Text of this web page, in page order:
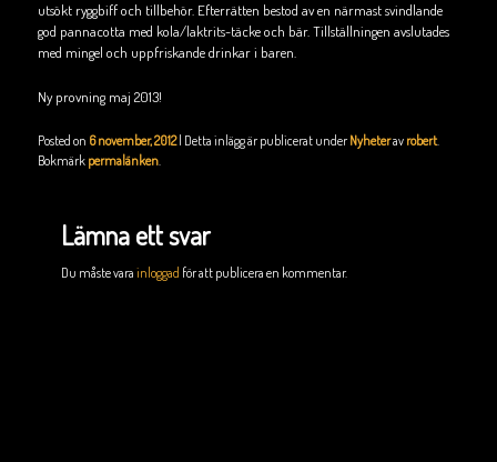
utsökt ryggbiff och tillbehör. Efterrätten bestod av en närmast svindlande
god pannacotta med kola/laktrits-täcke och bär. Tillställningen avslutades
med mingel och uppfriskande drinkar i baren.
Ny provning maj 2013!
Posted on 6 november, 2012| Detta inlägg är publicerat under Nyheterav robert.
Bokmärk permalänken.
Lämna ett svar
Du måste varainloggad för att publicera en kommentar.